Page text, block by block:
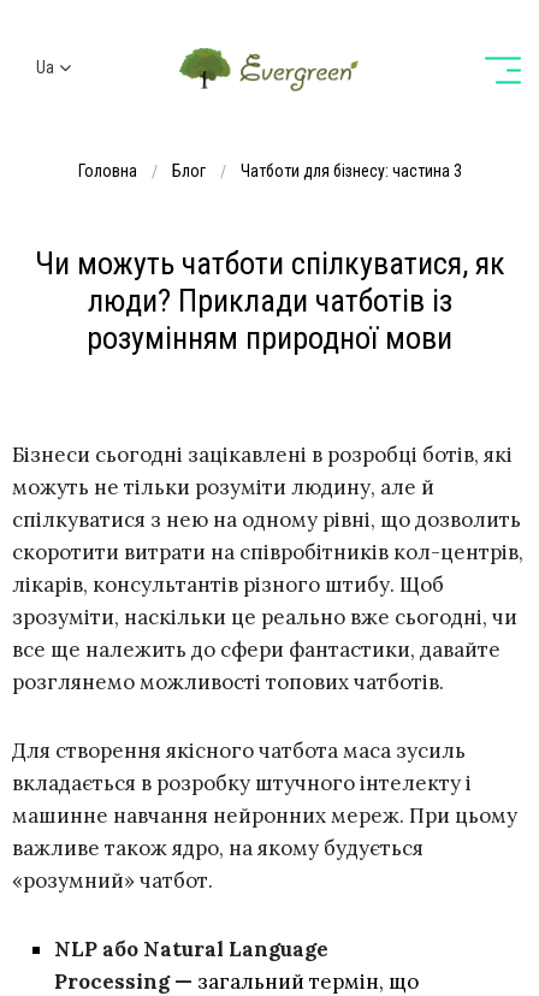
Ua
Головна Блог Чатботи для бізнесу: частина 3
Чи можуть чатботи спілкуватися, як
люди? Приклади чатботів із
розумінням природної мови
Бізнеси сьогодні зацікавлені в розробці ботів, які
можуть не тільки розуміти людину, але й
спілкуватися з нею на одному рівні, що дозволить
скоротити витрати на співробітників кол-центрів,
лікарів, консультантів різного штибу. Щоб
зрозуміти, наскільки це реально вже сьогодні, чи
все ще належить до сфери фантастики, давайте
розглянемо можливості топових чатботів.
Для створення якісного чатбота маса зусиль
вкладається в розробку штучного інтелекту і
машинне навчання нейронних мереж. При цьому
важливе також ядро, на якому будується
«розумний» чатбот.
NLP або Natural Language
Processing — загальний термін, що